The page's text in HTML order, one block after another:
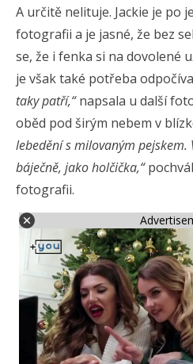
A určitě nelituje. Jackie je po
fotografii a je jasné, že bez
se, že i fenka si na dovolené
je však také potřeba
taky patří,“napsala u další
oběd pod širým nebem v
lebedění s milovaným
báječně, jako holčička,“
fotografii.